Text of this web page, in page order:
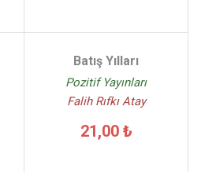
Batış Yılları
Pozitif Yayınları
Falih Rıfkı Atay
21,00 ₺